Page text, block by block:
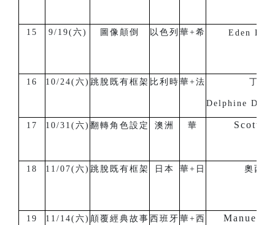
15 9/19(六) 圖像顛倒 以色列 華+希 Eden
16 10/24(六) 跳脫既有框架 比利時 華+法 丁徳
Delphine De
17 10/31(六) 翻轉角色設定 澳洲 華 Scott
18 11/07(六) 跳脫既有框架 日本 華+日 奧西
19 11/14(六) 顛覆經典故事 西班牙 華+西 Manuel